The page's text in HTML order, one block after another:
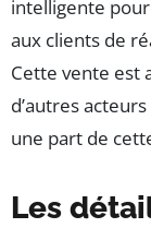
intelligente
aux clients de
Cette vente est
d’autres
une part de
Les